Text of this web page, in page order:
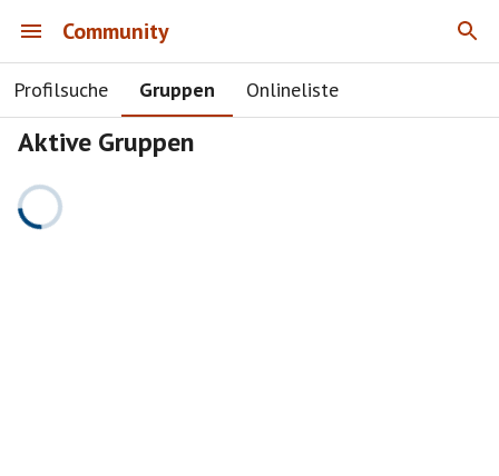
Community
Profilsuche Gruppen Onlineliste
Aktive Gruppen